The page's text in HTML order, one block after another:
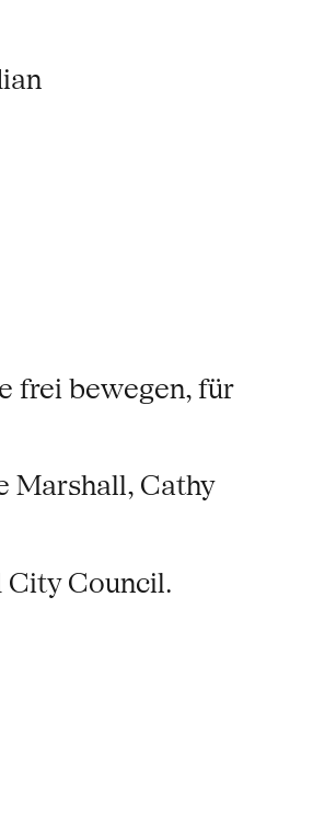
frei bewegen, für
Marshall, Cathy
City Council.